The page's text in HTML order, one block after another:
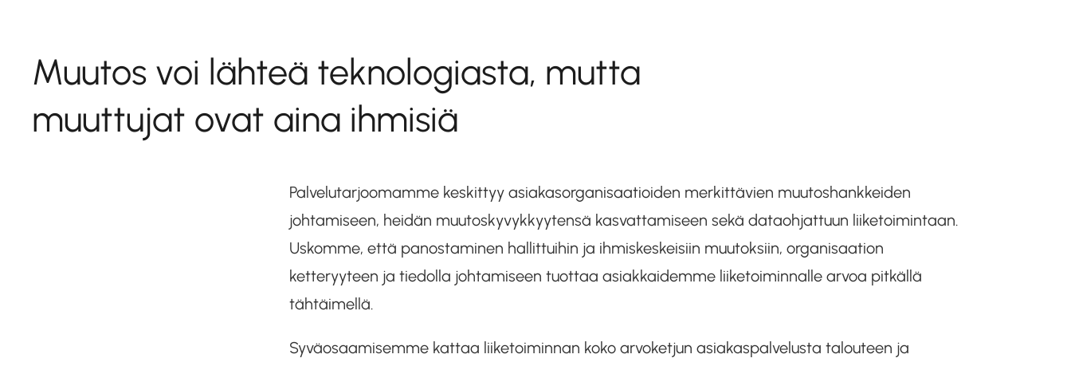
Muutos voi lähteä teknologiasta, mutta
muuttujat ovat aina ihmisiä
Palvelutarjoomamme keskittyy asiakasorganisaatioiden merkittävien muutoshankkeiden
johtamiseen, heidän muutoskyvykkyytensä kasvattamiseen sekä dataohjattuun liiketoimintaan.
Uskomme, että panostaminen hallittuihin ja ihmiskeskeisiin muutoksiin, organisaation
ketteryyteen ja tiedolla johtamiseen tuottaa asiakkaidemme liiketoiminnalle arvoa pitkällä
tähtäimellä.
Syväosaamisemme kattaa liiketoiminnan koko arvoketjun asiakaspalvelusta talouteen ja